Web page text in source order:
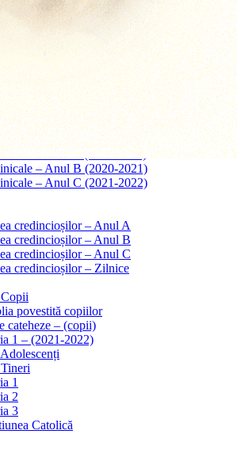
– Botezuri
– Căsătorii
– Înmormântări
Francisc
in Isus Cristos
în Dumnezeu
– Taina Iubirii
– Anul A (2019-2020)
– Anul B (2020-2021)
– Anul C (2021-2022)
credincioșilor – Anul A
credincioșilor – Anul B
credincioșilor – Anul C
credincioșilor – Zilnice
povestită copiilor
cateheze – (copii)
1 – (2021-2022)
1
2
3
Catolică